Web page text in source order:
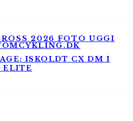
ISKOLDT CX DM I
ELITE